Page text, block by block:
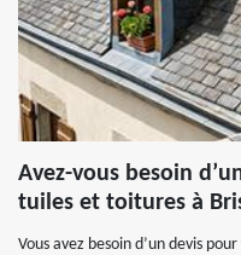
Avez-vous besoin
tuiles et toitures à
Vous avez besoin d’un devis